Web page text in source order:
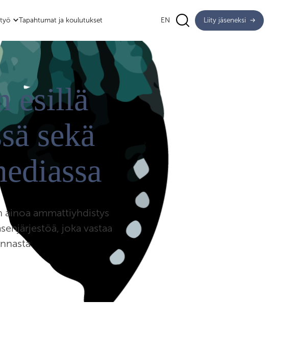
Tapahtumat ja koulutukset EN Liity jäseneksi
esillä
sekä
ainoa ammattiyhdistys
joka vastaa